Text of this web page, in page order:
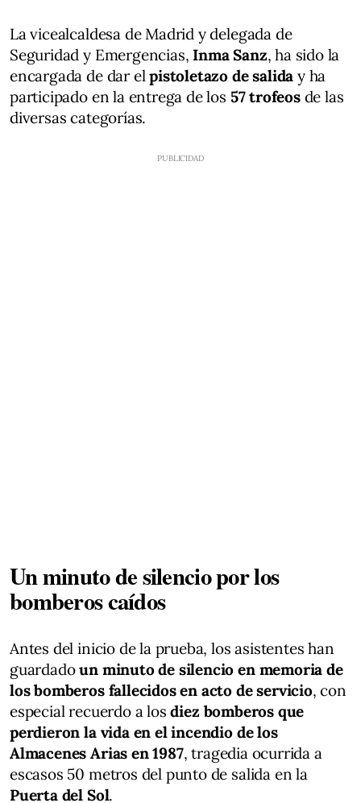
La vicealcaldesa de Madrid y delegada de
Seguridad y Emergencias, Inma Sanz, ha sido la
encargada de dar elpistoletazo de salida y ha
participado en la entrega de los 57 trofeosde las
diversas categorías.
Un minuto de silencio por los
bomberos caídos
Antes del inicio de la prueba, los asistentes han
guardadoun minuto de silencio en memoria de
los bomberos fallecidos en acto de servicio, con
especial recuerdo a losdiez bomberos que
perdieron la vida en el incendio de los
Almacenes Arias en 1987, tragedia ocurrida a
escasos 50 metros del punto de salida en la
Puerta del Sol.